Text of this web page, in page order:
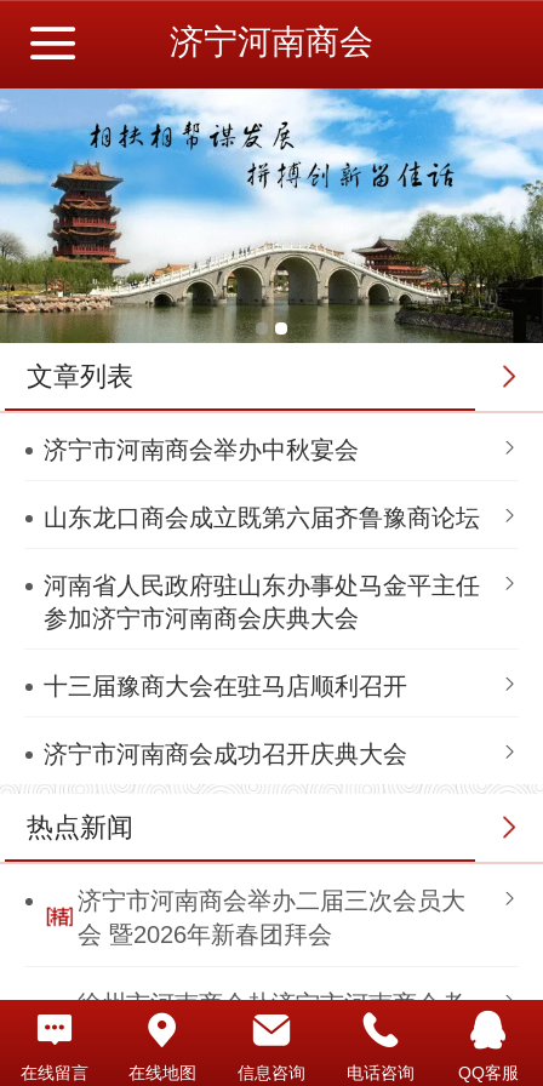
济宁河南商会
文章列表
济宁市河南商会举办中秋宴会
山东龙口商会成立既第六届齐鲁豫商论坛
河南省人民政府驻山东办事处马金平主任
参加济宁市河南商会庆典大会
十三届豫商大会在驻马店顺利召开
济宁市河南商会成功召开庆典大会
热点新闻
济宁市河南商会举办二届三次会员大
会 暨2026年新春团拜会
徐州市河南商会赴济宁市河南商会考
察交流：共谋发展新篇章，携手豫商
新征程
在线留言 在线地图 信息咨询 电话咨询 QQ客服